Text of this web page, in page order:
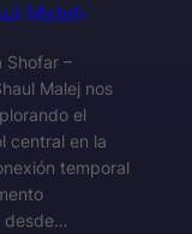
Maleh
Shofar –
Malej nos
el
central en la
temporal
desde…